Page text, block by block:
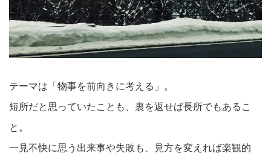
テーマは「物事を前向きに考える」。
短所だと思っていたことも、裏を返せば長所でもあるこ
と。
一見不快に思う出来事や失敗も、見方を変えれば楽観的